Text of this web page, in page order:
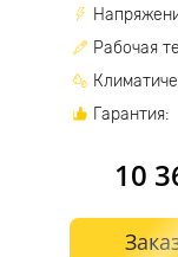
10
Рабочая
Гарантия: